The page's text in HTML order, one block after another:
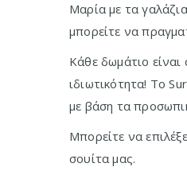
Μαρία με τα
μπορείτε να
Κάθε δωμάτιο
ιδιωτικότητα! Το
με βάση τα
Μπορείτε να
σουίτα μας.